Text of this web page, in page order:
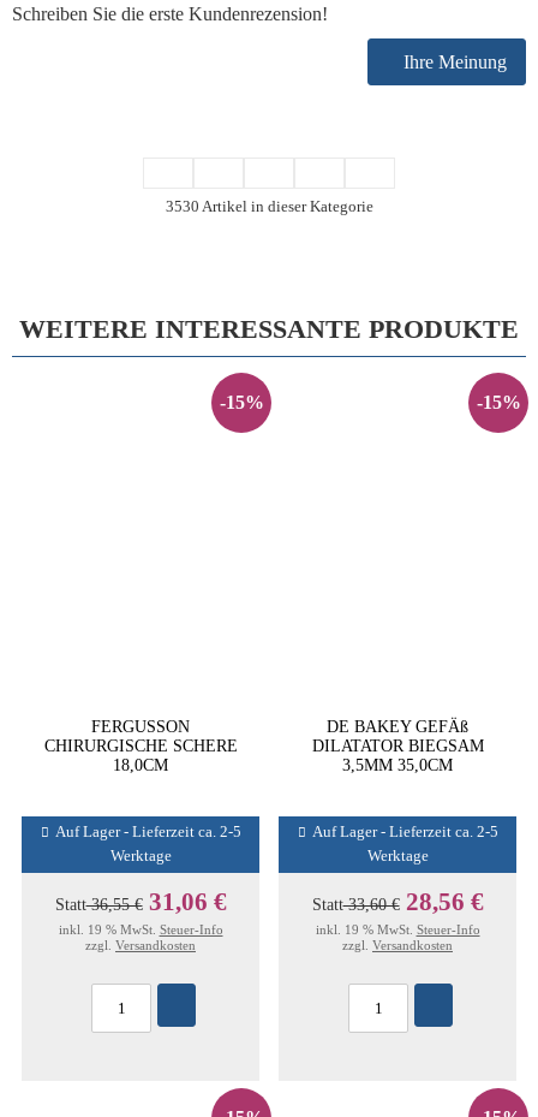
Schreiben Sie die erste Kundenrezension!
Ihre Meinung
3530 Artikel in dieser Kategorie
WEITERE INTERESSANTE PRODUKTE
-15%
FERGUSSON
CHIRURGISCHE SCHERE
18,0CM
Auf Lager - Lieferzeit ca. 2-5
Werktage
Statt36,55 € 31,06 €
inkl. 19 % MwSt. Steuer-Info
zzgl. Versandkosten
-15%
DE BAKEY GEFÄß
DILATATOR BIEGSAM
3,5MM 35,0CM
Auf Lager - Lieferzeit ca. 2-5
Werktage
Statt33,60 € 28,56 €
inkl. 19 % MwSt. Steuer-Info
zzgl. Versandkosten